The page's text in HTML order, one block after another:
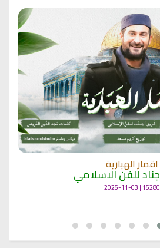
مشاعل الشمال
للفن الاسلامي
21720 | 2025-05-04